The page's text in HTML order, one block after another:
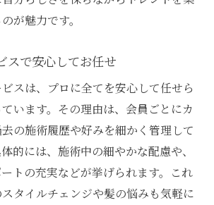
が魅力です。
スで安心してお任せ
スは、プロに全てを安心して任せら
います。その理由は、会員ごとにカ
の施術履歴や好みを細かく管理して
的には、施術中の細やかな配慮や、
トの充実などが挙げられます。これ
タイルチェンジや髪の悩みも気軽に